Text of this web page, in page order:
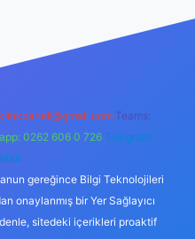
Teams:
0262 606 0 726 Telegram:
gereğince Bilgi Teknolojileri
onaylanmış bir Yer Sağlayıcı
sitedeki içerikleri proaktif